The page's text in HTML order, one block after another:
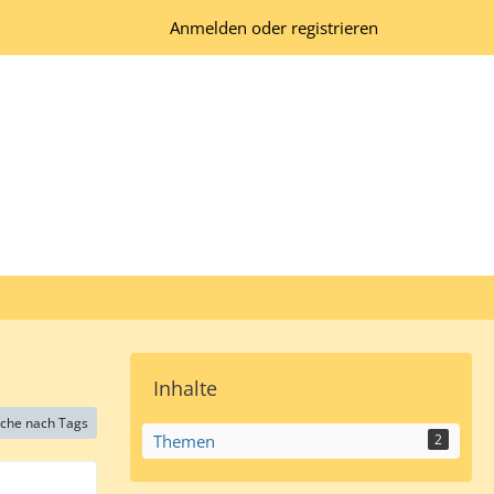
Anmelden oder registrieren
nach Tags
Inhalte
Themen 2